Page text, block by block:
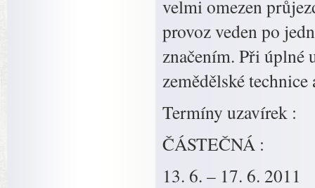
velmi omezen
provoz veden po
značením. Při úplné
zemědělské
Termíny uzavírek :
ČÁSTEČNÁ :
13. 6. – 17. 6. 2011